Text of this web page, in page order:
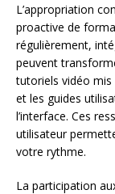
L’appropriation
proactive de
régulièrement,
peuvent
tutoriels vidéo
et les guides
l’interface. Ces
utilisateur
votre rythme.
La participation